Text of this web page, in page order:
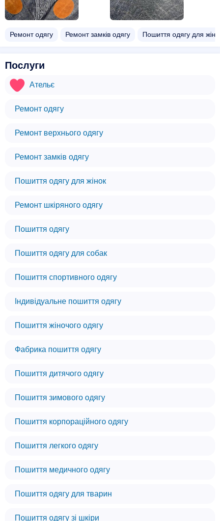
Ремонт одягу Ремонт замків одягу Пошиття одягу для
Послуги
Ательє
Ремонт одягу
Ремонт верхнього одягу
Ремонт замків одягу
Пошиття одягу для жінок
Ремонт шкіряного одягу
Пошиття одягу
Пошиття одягу для собак
Пошиття спортивного одягу
Індивідуальне пошиття одягу
Пошиття жіночого одягу
Фабрика пошиття одягу
Пошиття дитячого одягу
Пошиття зимового одягу
Пошиття корпораційного одягу
Пошиття легкого одягу
Пошиття медичного одягу
Пошиття одягу для тварин
Пошиття одягу зі шкіри